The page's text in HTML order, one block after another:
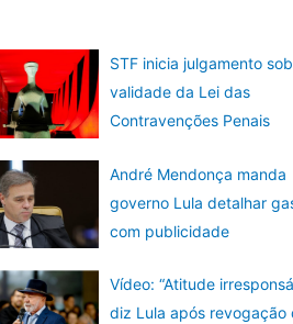
STF inicia julgamento
validade da Lei das
Contravenções Penais
André Mendonça manda
governo Lula detalhar
com publicidade
Vídeo: “Atitude
diz Lula após revogação